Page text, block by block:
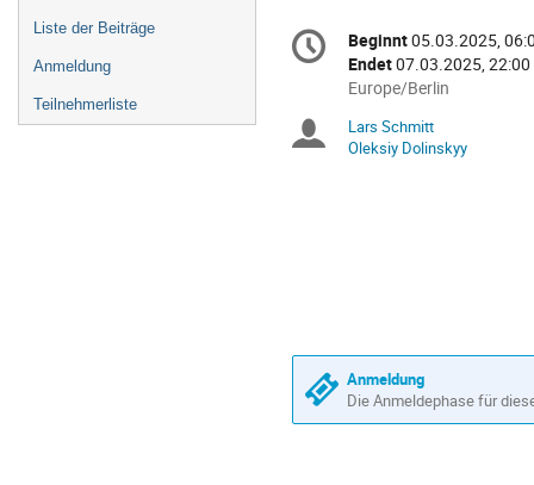
Liste der Beiträge
Anmeldung
Teilnehmerliste
Datum/Zeit
Beginnt05.03.2025,
Endet07.03.2025, 22:00
Alle
in
Europe/Berlin
Europe/Berlin
Sitzungsleiter
Lars Schmitt
Oleksiy Dolinskyy
Anmeldung
Die Anmeldephase für